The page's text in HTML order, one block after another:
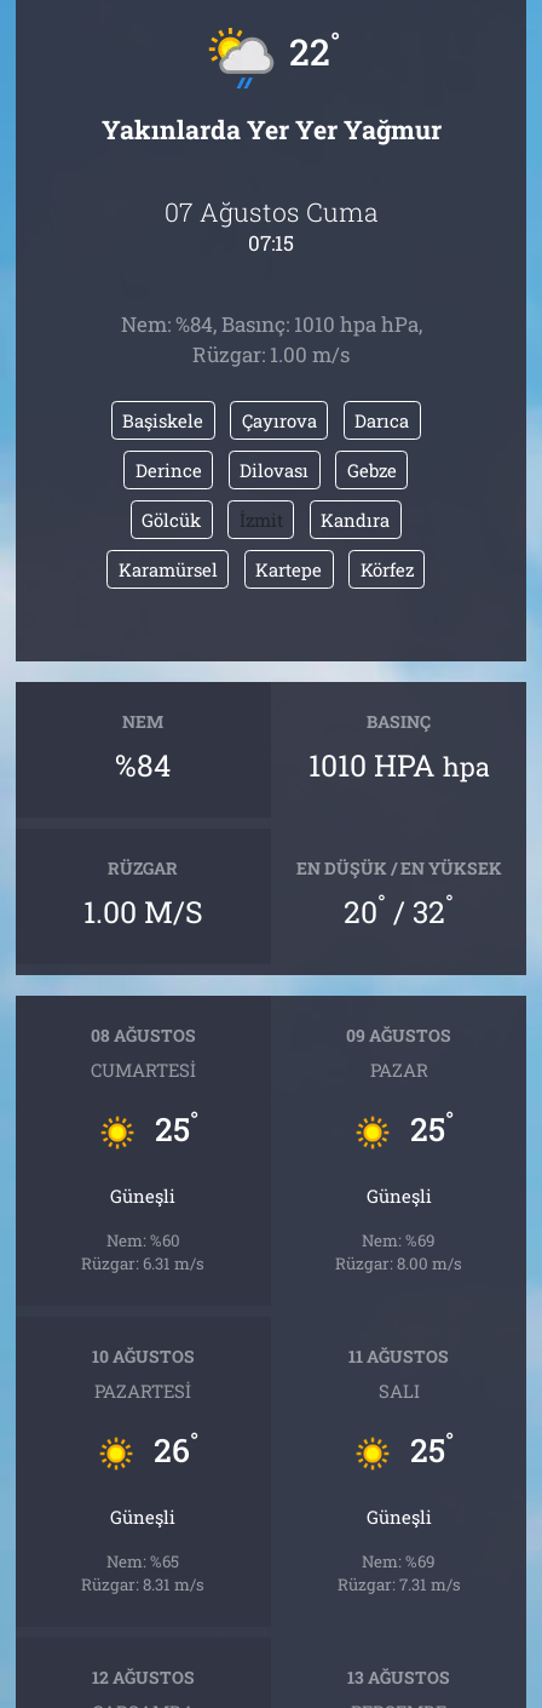
22°
Yakınlarda Yer Yer Yağmur
07 Ağustos Cuma
07:15
Nem: %84, Basınç: 1010 hpa hPa,
Rüzgar: 1.00 m/s
Başiskele Çayırova Darıca
Derince Dilovası Gebze
Gölcük İzmit Kandıra
Karamürsel Kartepe Körfez
NEM
%84
BASINÇ
1010 HPA hpa
RÜZGAR
1.00 M/S
EN DÜŞÜK / EN YÜKSEK
20° / 32°
08 AĞUSTOS
CUMARTESI
25°
Güneşli
Nem: %60
Rüzgar: 6.31 m/s
09 AĞUSTOS
PAZAR
25°
Güneşli
Nem: %69
Rüzgar: 8.00 m/s
10 AĞUSTOS
PAZARTESI
26°
Güneşli
Nem: %65
Rüzgar: 8.31 m/s
11 AĞUSTOS
SALI
25°
Güneşli
Nem: %69
Rüzgar: 7.31 m/s
12 AĞUSTOS 13 AĞUSTOS